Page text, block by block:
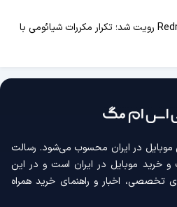
گوشی Redmi 17C 5G رویت شد؛ تکرار مکررات شیائومی با
در ایران محسوب می‌شود. رسالت
و خرید موبایل در ایران است و در این
تخصصی، اخبار و راهنمای خرید همراه